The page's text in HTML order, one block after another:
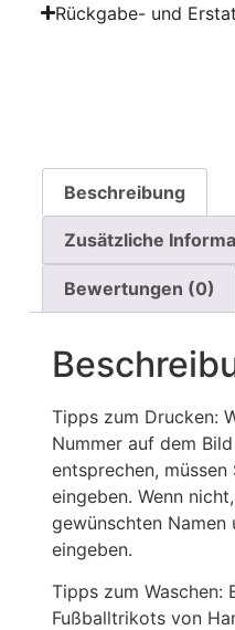
Rückgabe- und
Beschreibung
Zusätzliche
Bewertungen (0)
Tipps zum Drucken:
Nummer auf dem
entsprechen,
eingeben. Wenn
gewünschten Namen
eingeben.
Tipps zum Waschen:
Fußballtrikots von